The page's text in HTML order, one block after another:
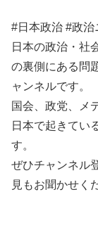
#日本政治 #政治
日本の政治・社
の裏側にある問
ャンネルです。
国会、政党、メ
日本で起きてい
す。
ぜひチャンネル
見もお聞かせく